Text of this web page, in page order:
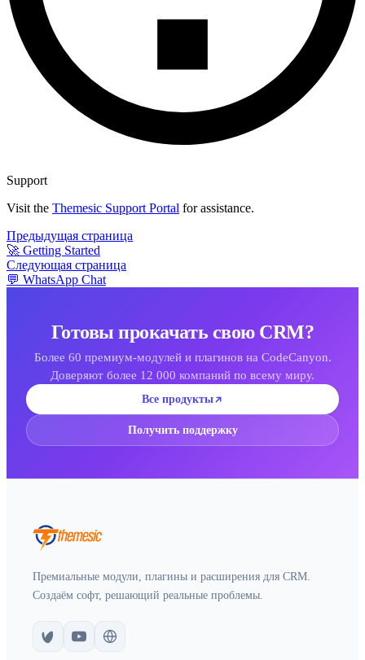
Support
Visit the Themesic Support Portal for assistance.
Предыдущая страница
🚀 Getting Started
Следующая страница
💬 WhatsApp Chat
Готовы прокачать свою CRM?
Более 60 премиум-модулей и плагинов на CodeCanyon.
Доверяют более 12 000 компаний по всему миру.
Все продукты
Получить поддержку
Премиальные модули, плагины и расширения для CRM.
Создаём софт, решающий реальные проблемы.